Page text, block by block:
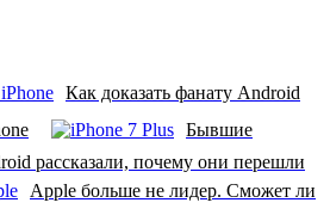
Как доказать фанату Android
Бывшие
рассказали, почему они перешли
Apple больше не лидер. Сможет ли